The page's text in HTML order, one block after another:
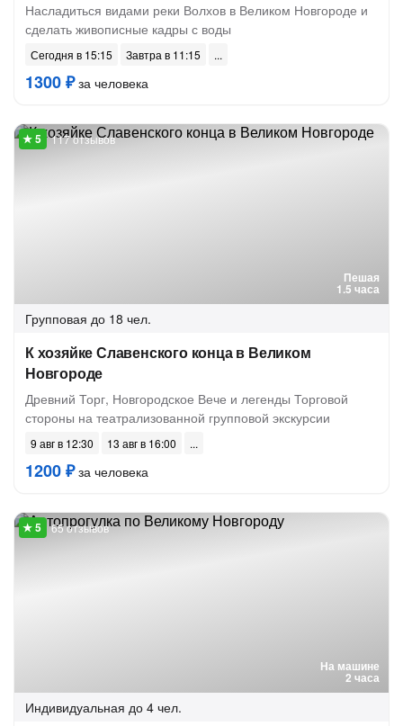
Насладиться видами реки Волхов в Великом Новгороде и
сделать живописные кадры с воды
Сегодня в 15:15 Завтра в 11:15
1300 ₽за человека
Пешая
1.5 часа
117 отзывов
Групповая до 18 чел.
К хозяйке Славенского конца в Великом
Новгороде
Древний Торг, Новгородское Вече и легенды Торговой
стороны на театрализованной групповой экскурсии
9 авг в 12:30 13 авг в 16:00
1200 ₽за человека
На машине
2 часа
65 отзывов
Индивидуальная до 4 чел.